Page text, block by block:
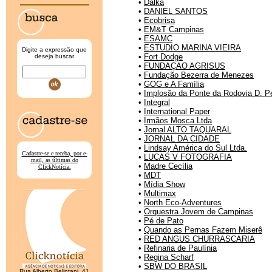
Digite a expressão que
deseja buscar
Cadastre-se e receba, por e-
mail, as últimas do
ClickNotícia.
• Dalka
• DANIEL SANTOS
• Ecobrisa
• EM&T Campinas
• ESAMC
• ESTUDIO MARINA VIEIRA
• Fort Dodge
• FUNDAÇAO AGRISUS
• Fundação Bezerra de Menezes
• GOG e A Família
• Implosão da Ponte da Rodovia D.
• Integral
• International Paper
• Irmãos Mosca Ltda
• Jornal ALTO TAQUARAL
• JORNAL DA CIDADE
• Lindsay América do Sul Ltda.
• LUCAS V FOTOGRAFIA
• Madre Cecília
• MDT
• Mídia Show
• Multimax
• North Eco-Adventures
• Orquestra Jovem de Campinas
• Pé de Pato
• Quando as Pernas Fazem Miserê
• RED ANGUS CHURRASCARIA
• Refinaria de Paulínia
• Regina Scharf
• SBW DO BRASIL